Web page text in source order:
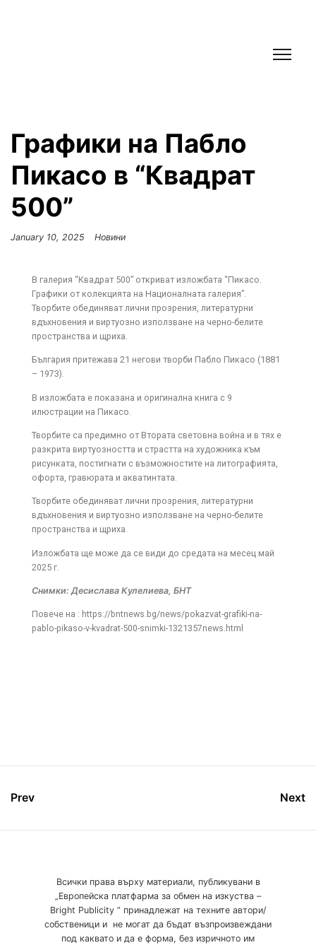
Графики на Пабло
Пикасо в “Квадрат
500”
January 10, 2025 Новини
В галерия “Квадрат 500” откриват изложбата “Пикасо.
Графики от колекцията на Националната галерия”.
Творбите обединяват лични прозрения, литературни
вдъхновения и виртуозно използване на черно-белите
пространства и щриха.
България притежава 21 негови творби Пабло Пикасо (1881
– 1973).
В изложбата е показана и оригинална книга с 9
илюстрации на Пикасо.
Творбите са предимно от Втората световна война и в тях е
разкрита виртуозността и страстта на художника към
рисунката, постигнати с възможностите на литографията,
офорта, гравюрата и акватинтата.
Творбите обединяват лични прозрения, литературни
вдъхновения и виртуозно използване на черно-белите
пространства и щриха.
Изложбата ще може да се види до средата на месец май
2025 г.
Снимки: Десислава Кулелиева, БНТ
Повече на : https://bntnews.bg/news/pokazvat-grafiki-na-
pablo-pikaso-v-kvadrat-500-snimki-1321357news.html
Prev Next
Всички права върху материали, публикувани в
„Европейска платфарма за обмен на изкуства –
Bright Publicity ” принадлежат на техните автори/
собственици и не могат да бъдат възпроизвеждани
под каквато и да е форма, без изричното им